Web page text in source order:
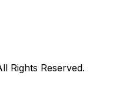
Rights Reserved.